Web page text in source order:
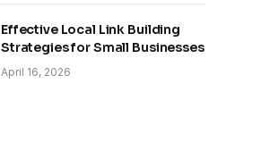
Effective Local Link Building
Strategies for Small Businesses
April 16, 2026